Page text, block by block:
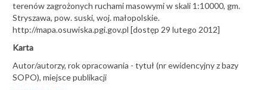
AKTUALNOŚCI
Międzynarodowe szkolenie ESA z technik InSAR w Oddziale
Karpackim PIG-PIB
terenów zagrożonych ruchami masowymi w skali 1:10000, gm.
Stryszawa, pow. suski, woj. małopolskie.
http://mapa.osuwiska.pgi.gov.pl [dostęp 29 lutego 2012]
Karta
Autor/autorzy, rok opracowania - tytuł (nr ewidencyjny z bazy
SOPO), miejsce publikacji